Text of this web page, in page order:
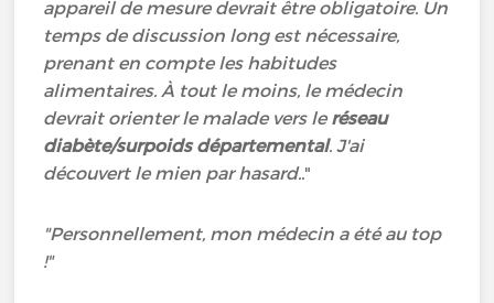
appareil de mesure devrait être obligatoire. Un
temps de discussion long est nécessaire,
prenant en compte les habitudes
alimentaires. À tout le moins, le médecin
devrait orienter le malade vers le réseau
diabète/surpoids départemental. J'ai
découvert le mien par hasard.."
"Personnellement, mon médecin a été au top
!"